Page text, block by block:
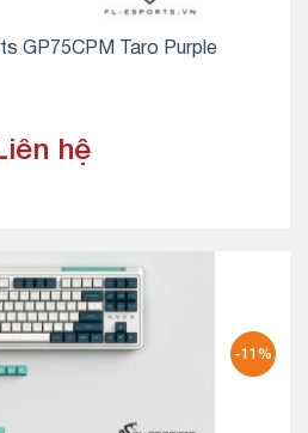
GP75CPM Taro Purple
hệ
-11%